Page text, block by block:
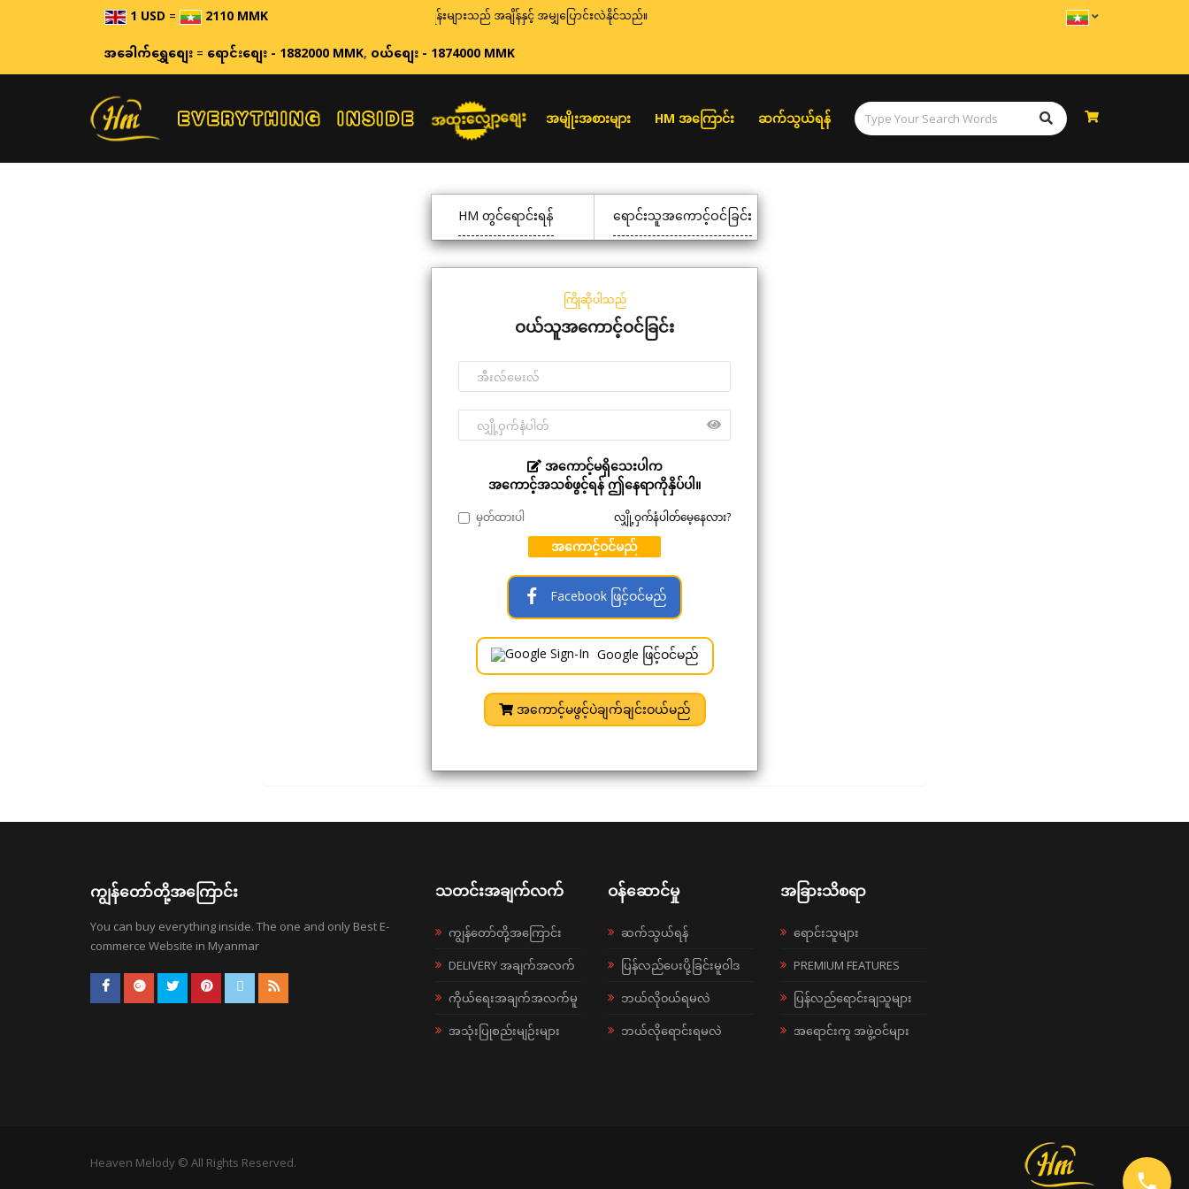
1 USD= 2110 MMK ဈေးနှုန်းများသည် အချိန်နှင့် အမျှပြောင်းလဲနိုင်သည်။
အခေါက်ရွှေစျေး=ရောင်းစျေး - 1882000 MMK,ဝယ်စျေး - 1874000 MMK
အထူးလျှော့စျေး အမျိုးအစားများ HM အကြောင်း ဆက်သွယ်ရန်
HM တွင်ရောင်းရန် ရောင်းသူအကောင့်ဝင်ခြင်း
ကြိုဆိုပါသည်
ဝယ်သူအကောင့်ဝင်ခြင်း
အကောင့်မရှိသေးပါက
အကောင့်အသစ်ဖွင့်ရန် ဤနေရာကိုနှိပ်ပါ။
မှတ်ထားပါ လျှို့ဝှက်နံပါတ်မေ့နေလား?
အကောင့်ဝင်မည်
Facebook ဖြင့်ဝင်မည်
Google ဖြင့်ဝင်မည်
အကောင့်မဖွင့်ပဲချက်ချင်းဝယ်မည်
ကျွန်တော်တို့အကြောင်း
You can buy everything inside. The one and only Best E-
commerce Website in Myanmar
သတင်းအချက်လက်
ကျွန်တော်တို့အကြောင်း
DELIVERY အချက်အလက်
ကိုယ်ရေးအချက်အလက်မူ
အသုံးပြုစည်းမျဉ်းများ
ဝန်ဆောင်မှု
ဆက်သွယ်ရန်
ပြန်လည်ပေးပို့ခြင်းမူဝါဒ
ဘယ်လို၀ယ်ရမလဲ
ဘယ်လိုရောင်းရမလဲ
အခြားသိစရာ
ရောင်းသူများ
PREMIUM FEATURES
ပြန်လည်ရောင်းချသူများ
အရောင်းကူ အဖွဲ့ဝင်များ
Heaven Melody © All Rights Reserved.